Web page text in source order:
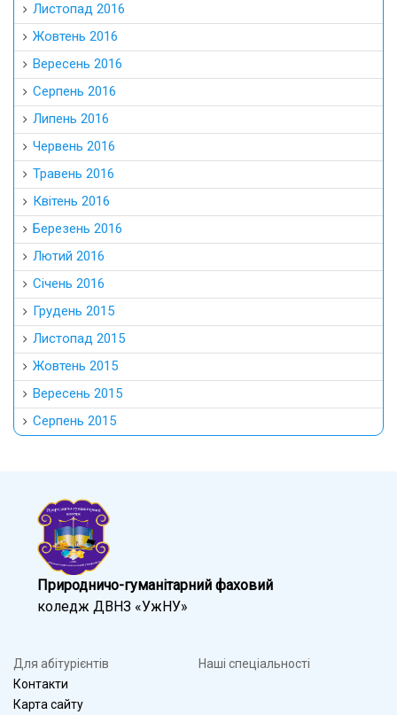
Листопад 2016
Жовтень 2016
Вересень 2016
Серпень 2016
Липень 2016
Червень 2016
Травень 2016
Квітень 2016
Березень 2016
Лютий 2016
Січень 2016
Грудень 2015
Листопад 2015
Жовтень 2015
Вересень 2015
Серпень 2015
Природничо-гуманітарний фаховий
коледж ДВНЗ «УжНУ»
Для абітурієнтів
Контакти
Карта сайту
Наші спеціальності